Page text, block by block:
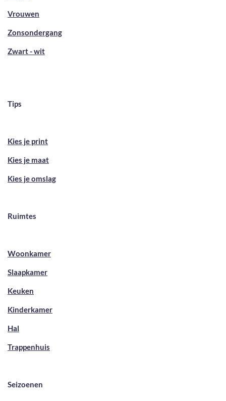
Vrouwen
Zonsondergang
Zwart - wit
Tips
Kies je print
Kies je maat
Kies je omslag
Ruimtes
Woonkamer
Slaapkamer
Keuken
Kinderkamer
Hal
Trappenhuis
Seizoenen